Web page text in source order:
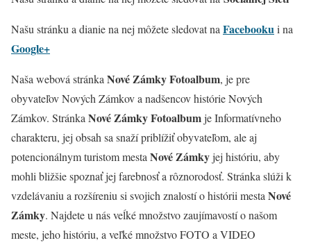
Našu stránku a dianie na nej môžete sledovat na Facebookui na
Google+
Naša webová stránka Nové Zámky Fotoalbum, je pre
obyvateľov Nových Zámkov a nadšencov histórie Nových
Zámkov. Stránka Nové Zámky Fotoalbumje Informatívneho
charakteru, jej obsah sa snaží priblížiť obyvateľom, ale aj
potencionálnym turistom mesta Nové Zámkyjej históriu, aby
mohli bližšie spoznať jej farebnosť a rôznorodosť. Stránka slúži k
vzdelávaniu a rozšíreniu si svojich znalostí o histórii mesta Nové
Zámky. Najdete u nás veĺké množstvo zaujímavostí o našom
meste, jeho históriu, a veľké množstvo FOTO a VIDEO